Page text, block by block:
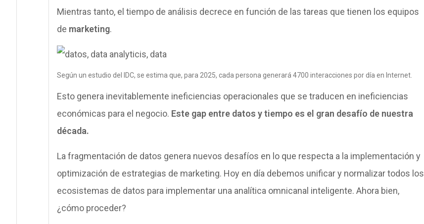
Mientras tanto, el tiempo de análisis decrece en función de las tareas que tienen los equipos
de marketing.
Según un estudio del IDC, se estima que, para 2025, cada persona generará 4700 interacciones por día en Internet.
Esto genera inevitablemente ineficiencias operacionales que se traducen en ineficiencias
económicas para el negocio. Este gap entre datos y tiempo es el gran desafío de nuestra
década.
La fragmentación de datos genera nuevos desafíos en lo que respecta a la implementación y
optimización de estrategias de marketing. Hoy en día debemos unificar y normalizar todos los
ecosistemas de datos para implementar una analítica omnicanal inteligente. Ahora bien,
¿cómo proceder?